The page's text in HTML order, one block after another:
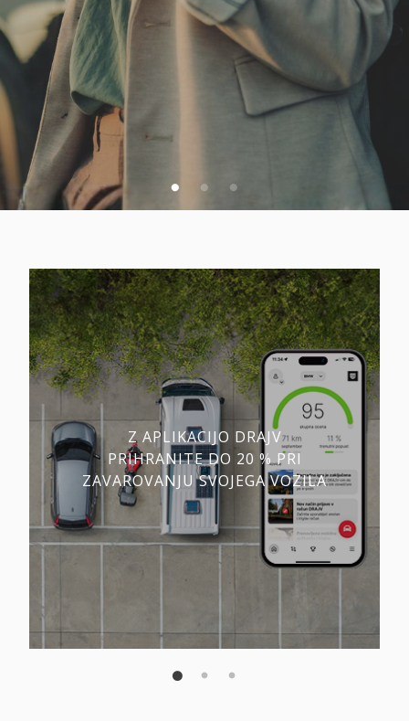
VSA SPLETNA PONUDBA
Z APLIKACIJO DRAJV
PRIHRANITE DO 20 % PRI
ZAVAROVANJU SVOJEGA VOZILA